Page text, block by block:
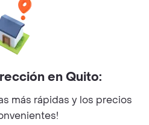
de ti
en Quito:
más rápidas y los precios